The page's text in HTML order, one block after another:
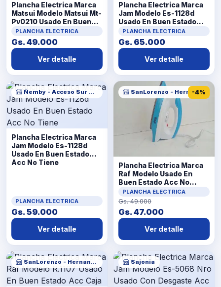
Plancha Electrica Marca
Matsui Modelo Matsui Mt-
Pv0210 Usado En Buen
Estado Acc No Tiene
PLANCHA ELECTRICA
Gs. 49.000
Ver detalle
Plancha Electrica Marca
Jam Modelo Es-1128d
Usado En Buen Estado
Acc No Tiene
PLANCHA ELECTRICA
Gs. 65.000
Ver detalle
Ñemby - Acceso Sur Cañadita
Plancha Electrica Marca
Jam Modelo Es-1128d
Usado En Buen Estado
Acc No Tiene
PLANCHA ELECTRICA
Gs. 59.000
Ver detalle
SanLorenzo - Hernandarias-4%
Plancha Electrica Marca
Raf Modelo Usado En
Buen Estado Acc No
Tiene
PLANCHA ELECTRICA
Gs. 49.000
Gs. 47.000
Ver detalle
SanLorenzo - Hernandarias Sajonia